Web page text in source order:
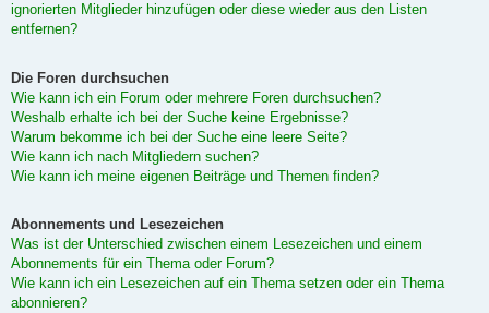
ignorierten Mitglieder hinzufügen oder diese wieder aus den Listen
entfernen?
Die Foren durchsuchen
Wie kann ich ein Forum oder mehrere Foren durchsuchen?
Weshalb erhalte ich bei der Suche keine Ergebnisse?
Warum bekomme ich bei der Suche eine leere Seite?
Wie kann ich nach Mitgliedern suchen?
Wie kann ich meine eigenen Beiträge und Themen finden?
Abonnements und Lesezeichen
Was ist der Unterschied zwischen einem Lesezeichen und einem
Abonnements für ein Thema oder Forum?
Wie kann ich ein Lesezeichen auf ein Thema setzen oder ein Thema
abonnieren?